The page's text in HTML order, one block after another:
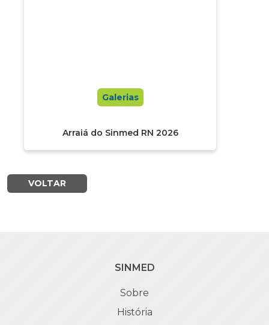
Galerias
Arraiá do Sinmed RN 2026
VOLTAR
SINMED
Sobre
História